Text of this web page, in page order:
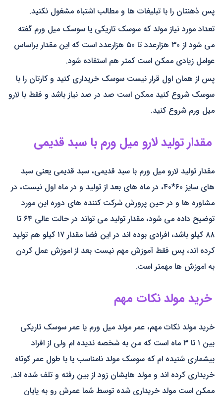
پس ذهنتان را با تبلیغات ها و مطالب اشتباه مشغول نکنید.
تعداد مورد نیاز مولد که سوسک تاریکی یا سوسک میل ورم گفته
می شود از ۳۰ هزارعدد تا ۵۰ هزارعدد است که این مقدار براساس
عوامل زیادی ممکن است کمتر هم استفاده شود.
پس از همان اول قرار نیست سوسک خریداری کنید و کارتان را با
سوسک شروع کنید ممکن است صد در صد نیاز باشد و فقط با لارو
میل ورم شروع کنید.
مقدار تولید لارو میل ورم با سبد قدیمی
مقدار تولید لارو میل ورم با سبد قدیمی، سبد قدیمی یعنی سبد
های سایز ۶۰*۴۰، در ماه های بعد از تولید و در ماه اول نیست، در
مشاوره ها و در حین پرورش شرکت کننده های دوره این مورد
توضیح داده می شود، مقدار تولید می تواند در حالت عالی ۶۴ تا
۸۸ کیلو باشد، افرادی بوده اند در این فضا مقدار ۱۷ کیلو هم تولید
کرده اند، پس فقط آموزش مهم نیست بعد از اموزش عمل کردن
به اموزش ها مهمتر است.
خرید مولد نکات مهم
خرید مولد نکات مهم، عمر مولد میل ورم یا عمر سوسک تاریکی
بین ۱ تا ۳ ماه است که من به شخصه ندیده ام ولی از افراد
بیشماری شنیده ام که سوسک مولد نامناسب یا با طول عمر کوتاه
خریداری کرده اند و مولد هایشان زود از بین رفته و تلف شده اند.
ممکن است مولد خریداری شده توسط شما عمرش رو به پایان